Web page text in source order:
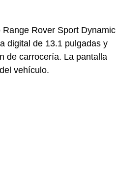
Rover Sport Dynamic
digital de 13.1 pulgadas y
de carrocería. La pantalla
vehículo.